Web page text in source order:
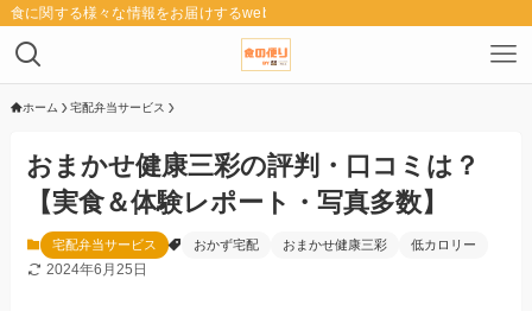
食に関する様々な情報をお届けするwebメディア「食の便り」
ホーム 宅配弁当サービス
おまかせ健康三彩の評判・口コミは？
【実食＆体験レポート・写真多数】
宅配弁当サービス おかず宅配 おまかせ健康三彩 低カロリー
2024年6月25日